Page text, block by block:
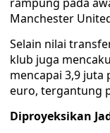
Manchester
Selain nilai
klub juga
mencapai 3,9
euro, tergantung
Diproyeksikan